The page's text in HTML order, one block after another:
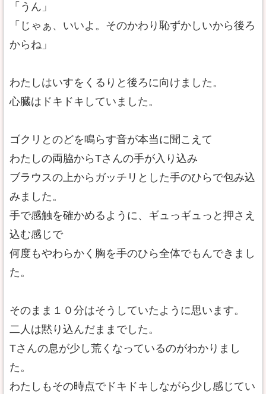
「うん」
「じゃぁ、いいよ。そのかわり恥ずかしいから後ろ
からね」
わたしはいすをくるりと後ろに向けました。
心臓はドキドキしていました。
ゴクリとのどを鳴らす音が本当に聞こえて
わたしの両脇からTさんの手が入り込み
ブラウスの上からガッチリとした手のひらで包み込
みました。
手で感触を確かめるように、ギュっギュっと押さえ
込む感じで
何度もやわらかく胸を手のひら全体でもんできまし
た。
そのまま１０分はそうしていたように思います。
二人は黙り込んだままでした。
Tさんの息が少し荒くなっているのがわかりまし
た。
わたしもその時点でドキドキしながら少し感じてい